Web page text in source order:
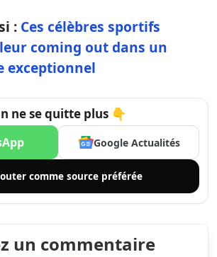
: Ces célèbres sportifs
coming out dans un
exceptionnel
ne se quitte plus 👇
Google Actualités
comme source préférée
un commentaire